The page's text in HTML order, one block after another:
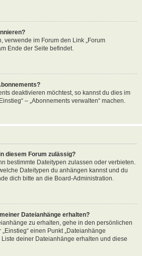
verwende im Forum den Link „Forum
Ende der Seite befindet.
deaktivieren möchtest, so kannst du dies im
– „Abonnements verwalten“ machen.
diesem Forum zulässig?
bestimmte Dateitypen zulassen oder verbieten.
Dateitypen du anhängen kannst und du
dich bitte an die Board-Administration.
Dateianhänge erhalten?
zu erhalten, gehe in den persönlichen
einen Punkt „Dateianhänge
deiner Dateianhänge erhalten und diese